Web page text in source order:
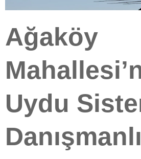
Ağaköy
Uydu